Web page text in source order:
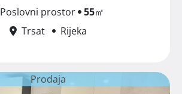
Poslovni prostor 55㎡
Trsat
Rijeka
Prodaja